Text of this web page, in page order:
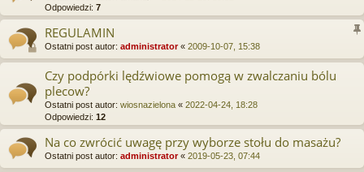
Odpowiedzi: 7
REGULAMIN
Ostatni post autor: administrator« 2009-10-07, 15:38
Czy podpórki lędźwiowe pomogą w zwalczaniu bólu
plecow?
Ostatni post autor: wiosnazielona « 2022-04-24, 18:28
Odpowiedzi: 12
Na co zwrócić uwagę przy wyborze stołu do masażu?
Ostatni post autor: administrator« 2019-05-23, 07:44